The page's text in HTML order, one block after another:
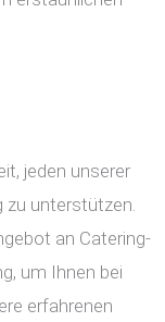
jeden unserer
zu unterstützen.
an Catering-
um Ihnen bei
erfahrenen